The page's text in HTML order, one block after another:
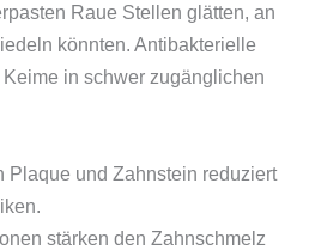
Raue Stellen glätten, an
könnten. Antibakterielle
in schwer zugänglichen
Plaque und Zahnstein reduziert
stärken den Zahnschmelz